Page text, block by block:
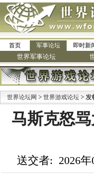
首页 军事论坛 即时新
世界军事论坛
世界论坛网 > 世界游戏论坛 > 发
马斯克怒
送交者: 2026